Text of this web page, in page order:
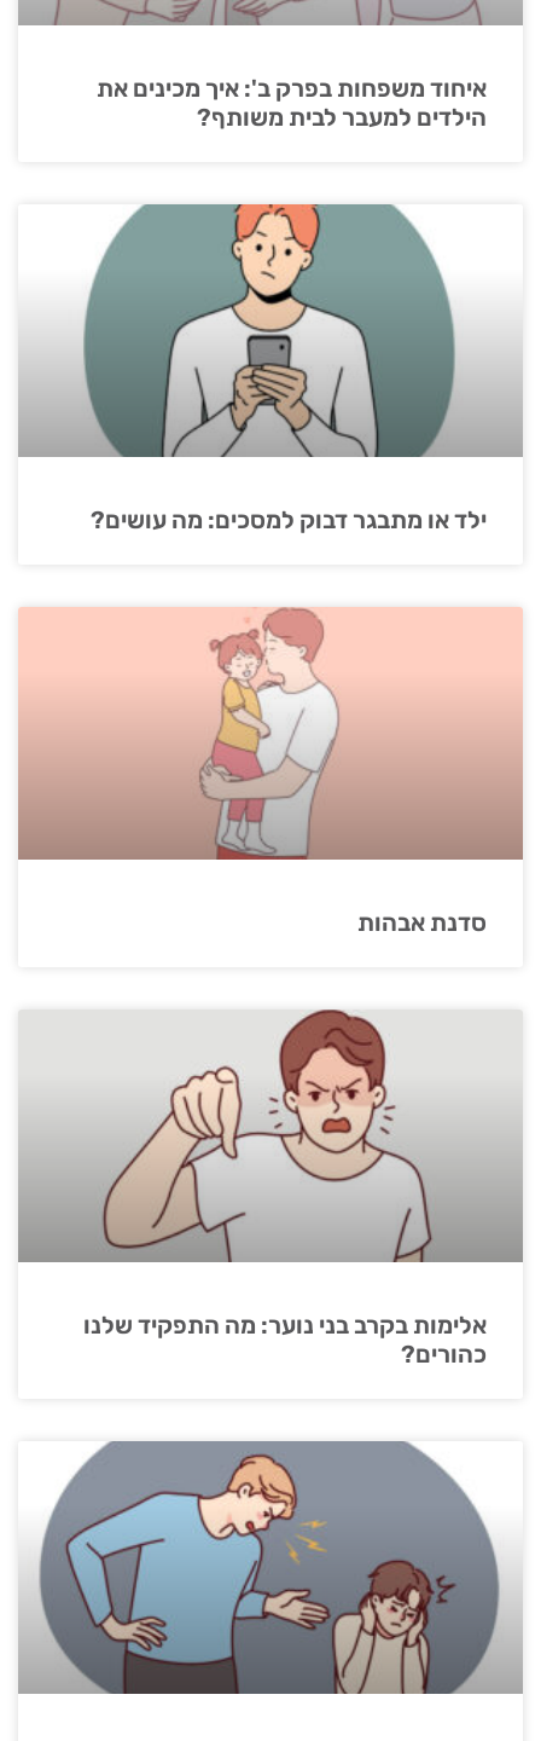
איחוד משפחות בפרק ב': איך מכינים את
הילדים למעבר לבית משותף?
ילד או מתבגר דבוק למסכים: מה עושים?
סדנת אבהות
אלימות בקרב בני נוער: מה התפקיד שלנו
כהורים?